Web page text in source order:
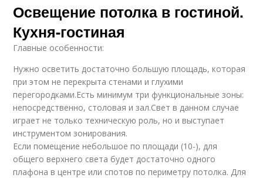
Освещение потолка в гостиной.
Кухня-гостиная
Главные особенности:
Нужно осветить достаточно большую площадь, которая
при этом не перекрыта стенами и глухими
перегородками.Есть минимум три функциональные зоны:
непосредственно, столовая и зал.Свет в данном случае
играет не только техническую роль, но и выступает
инструментом зонирования.
Если помещение небольшое по площади (10-), для
общего верхнего света будет достаточно одного
плафона в центре или спотов по периметру потолка. Для